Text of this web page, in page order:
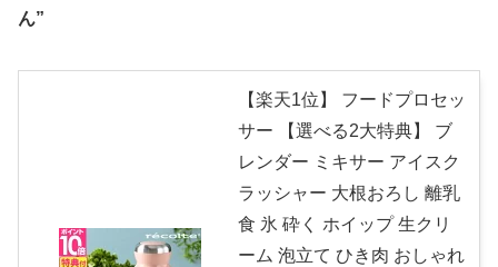
ん”
【楽天1位】 フードプロセッ
サー 【選べる2大特典】 ブ
レンダー ミキサー アイスク
ラッシャー 大根おろし 離乳
食 氷 砕く ホイップ 生クリ
ーム 泡立て ひき肉 おしゃれ